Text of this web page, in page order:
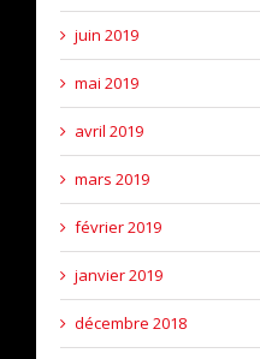
juin 2019
mai 2019
avril 2019
mars 2019
février 2019
janvier 2019
décembre 2018